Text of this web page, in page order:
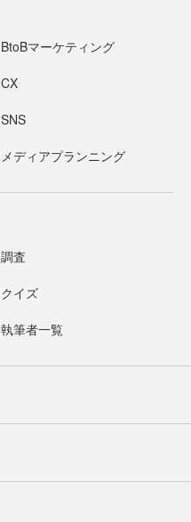
BtoBマーケティング
CX
SNS
メディアプランニング
調査
クイズ
執筆者一覧